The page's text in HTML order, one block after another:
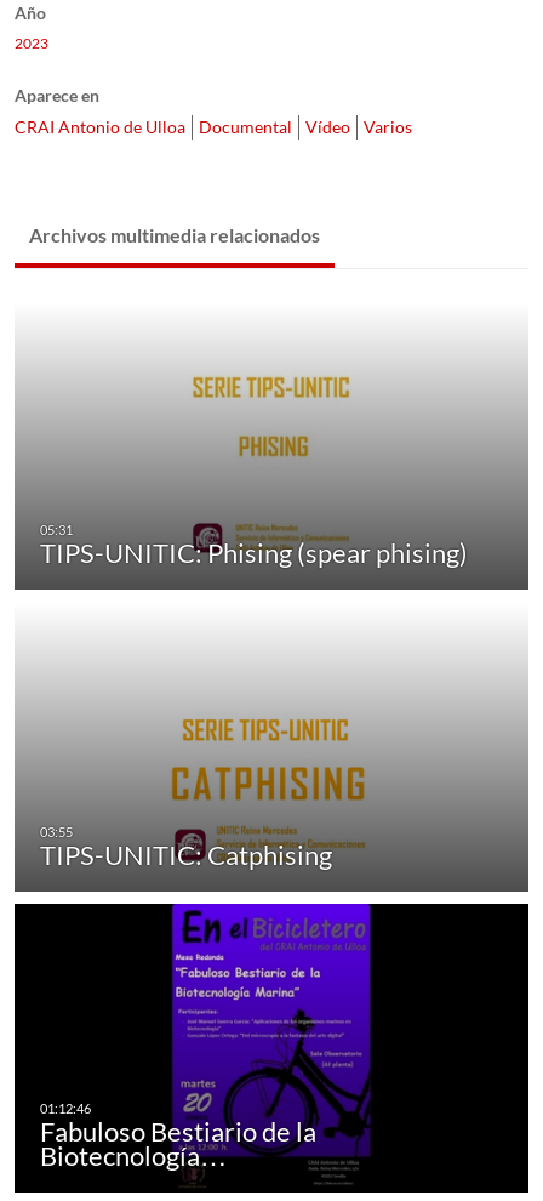
Año
2023
Aparece en
CRAI Antonio de Ulloa
Documental Vídeo Varios
Archivos multimedia relacionados
TIPS-UNITIC: Phising (spear phising)
TIPS-UNITIC: Catphising
Fabuloso Bestiario de la
Biotecnología…